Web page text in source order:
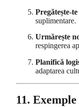
Pregătește-
suplimentare.
Urmărește
respingerea
Planifică
adaptarea
11.